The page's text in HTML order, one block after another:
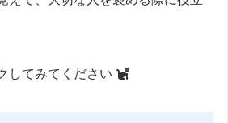
してみてください